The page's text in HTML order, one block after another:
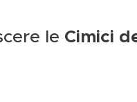
le Cimici